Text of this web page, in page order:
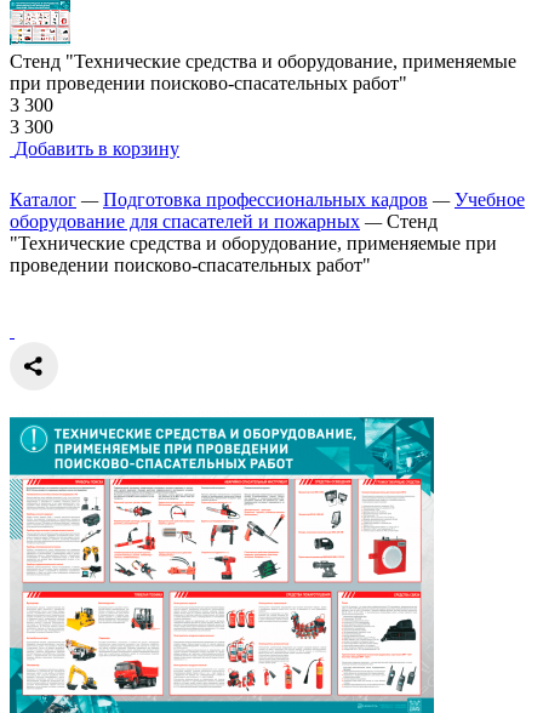
Стенд "Технические средства и оборудование, применяемые
при проведении поисково-спасательных работ"
3 300
3 300
Добавить в корзину
Каталог —Подготовка профессиональных кадров —Учебное
оборудование для спасателей и пожарных —Стенд
"Технические средства и оборудование, применяемые при
проведении поисково-спасательных работ"